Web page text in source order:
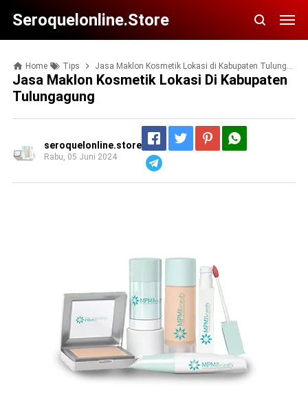
Seroquelonline.store
Home Tips Jasa Maklon Kosmetik Lokasi di Kabupaten Tulungagung
Jasa Maklon Kosmetik Lokasi Di Kabupaten
Tulungagung
seroquelonline.store
Rabu, 05 Juni 2024